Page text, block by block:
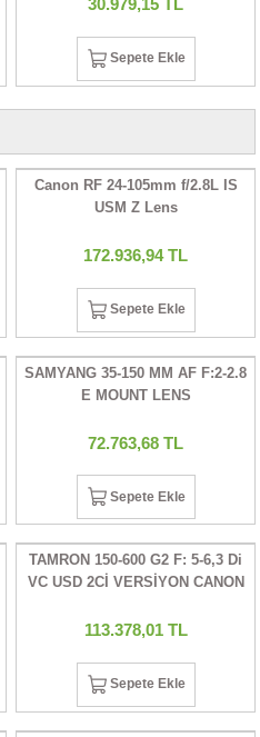
30.979,15 TL
Sepete Ekle
Canon RF 24-105mm f/2.8L IS
USM Z Lens
172.936,94 TL
Sepete Ekle
SAMYANG 35-150 MM AF F:2-2.8
E MOUNT LENS
72.763,68 TL
Sepete Ekle
TAMRON 150-600 G2 F: 5-6,3 Di
VC USD 2Cİ VERSİYON CANON
113.378,01 TL
Sepete Ekle